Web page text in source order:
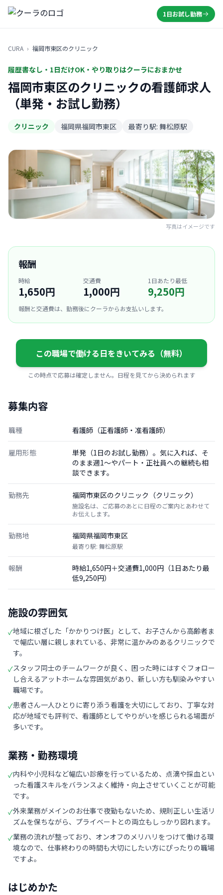
1日お試し勤務
CURA › 福岡市東区のクリニック
履歴書なし・1日だけOK・やり取りはクーラにおまかせ
福岡市東区のクリニックの看護師求人
（単発・お試し勤務）
クリニック 福岡県福岡市東区 最寄り駅: 舞松原駅
写真はイメージです
報酬
時給
1,650円
交通費
1,000円
1日あたり最低
9,250円
報酬と交通費は、勤務後にクーラからお支払いします。
この職場で働ける日をきいてみる（無料）
この時点で応募は確定しません。日程を見てから決められます
募集内容
職種 看護師（正看護師・准看護師）
雇用形態
単発（1日のお試し勤務）。気に入れば、そ
のまま週1〜やパート・正社員への継続も相
談できます。
勤務先 福岡市東区のクリニック（クリニック）
施設名は、ご応募のあとに日程のご案内とあわせて
お伝えします。
勤務地 福岡県福岡市東区
最寄り駅: 舞松原駅
報酬
時給1,650円＋交通費1,000円（1日あたり最
低9,250円）
施設の雰囲気
✓地域に根ざした「かかりつけ医」として、お子さんから高齢者ま
で幅広い層に親しまれている、非常に温かみのあるクリニックで
す。
✓スタッフ同士のチームワークが良く、困った時にはすぐフォロー
し合えるアットホームな雰囲気があり、新しい方も馴染みやすい
職場です。
✓患者さん一人ひとりに寄り添う看護を大切にしており、丁寧な対
応が地域でも評判で、看護師としてやりがいを感じられる場面が
多いです。
業務・勤務環境
✓内科や小児科など幅広い診療を行っているため、点滴や採血とい
った看護スキルをバランスよく維持・向上させていくことが可能
です。
✓外来業務がメインのお仕事で夜勤もないため、規則正しい生活リ
ズムを保ちながら、プライベートとの両立もしっかり図れます。
✓業務の流れが整っており、オンオフのメリハリをつけて働ける環
境なので、仕事終わりの時間も大切にしたい方にぴったりの職場
ですよ。
はじめかた